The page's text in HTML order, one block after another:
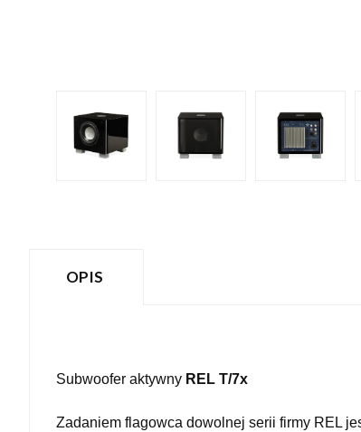
OPIS
Subwoofer aktywny REL T/7x
Zadaniem flagowca dowolnej serii firmy REL